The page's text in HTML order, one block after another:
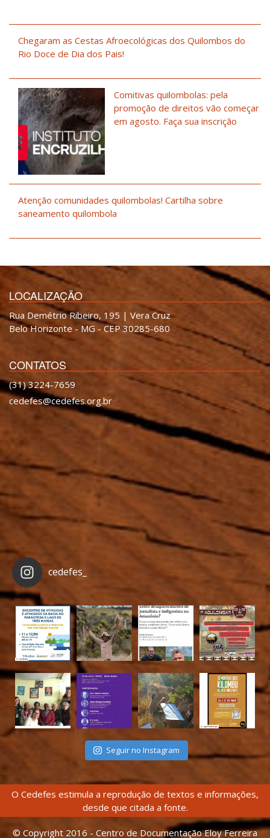
Chegaram as Cestas Afroecológicas dos Quilombos do
Rio Doce de Dia dos Pais!
Comitivas quilombolas: pela
promoção de direitos vão começar
em agosto. Faça sua inscrição
Atenção comunidades quilombolas! Cartilha sobre
saneamento quilombola
LOCALIZAÇÃO
Rua Demétrio Ribeiro, 195 | Vera Cruz
Belo Horizonte - MG - CEP 30285-680
CONTATOS
(31) 3224-7659
cedefes@cedefes.org.br
cedefes_
Seguir no Instagram
O Cedefes estimula a reprodução de textos e informações,
desde que citada a fonte.
© Copyright 2016 - Centro de Documentação Eloy Ferreira